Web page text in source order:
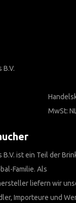
MwSt:
ist ein Teil der
Familie. Als
liefern wir
Importeure und